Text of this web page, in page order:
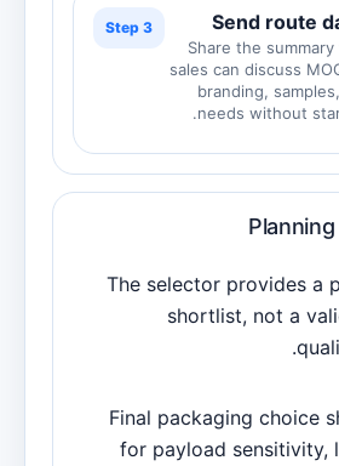
Send
Share the
sales can
branding,
needs
The selector
shortlist, not
Final packaging
for payload